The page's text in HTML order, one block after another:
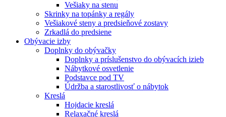
Vešiaky na stenu
Skrinky na topánky a regály
Vešiakové steny a predsieňové zostavy
Zrkadlá do predsiene
Obývacie izby
Doplnky do obývačky
Doplnky a príslušenstvo do obývacích izieb
Nábytkové osvetlenie
Podstavce pod TV
Údržba a starostlivosť o nábytok
Kreslá
Hojdacie kreslá
Relaxačné kreslá